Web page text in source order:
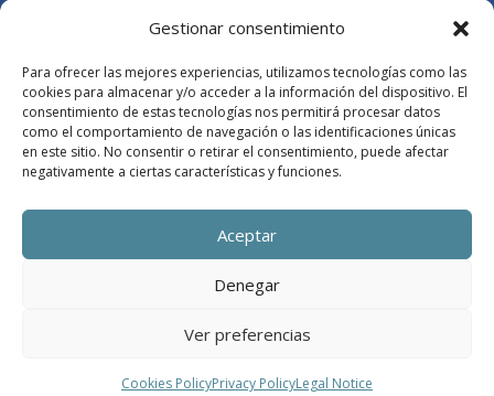
Gestionar consentimiento
Para ofrecer las mejores experiencias, utilizamos tecnologías como las
cookies para almacenar y/o acceder a la información del dispositivo. El
consentimiento de estas tecnologías nos permitirá procesar datos
como el comportamiento de navegación o las identificaciones únicas
en este sitio. No consentir o retirar el consentimiento, puede afectar
negativamente a ciertas características y funciones.
Aceptar
Denegar
Ver preferencias
Cookies PolicyPrivacy PolicyLegal Notice
Política Privacidad
– Términos y Condiciones
alberguecruceirodepedrouzo.com